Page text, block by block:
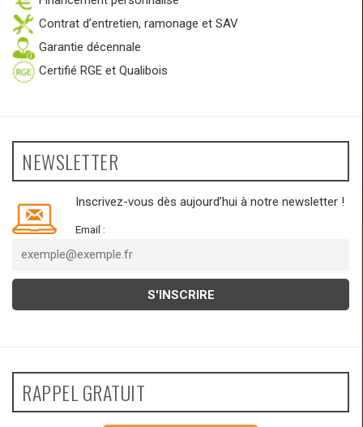
Contrat d’entretien, ramonage et SAV
Garantie décennale
Certifié RGE et Qualibois
NEWSLETTER
Inscrivez-vous dès aujourd’hui à notre newsletter !
Email :
RAPPEL GRATUIT